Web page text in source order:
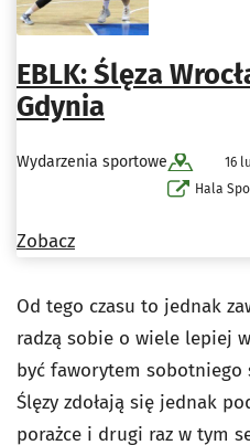
EBLK: Ślęza
Gdynia
Wydarzenia sportowe
16
Hala
Zobacz
Od tego czasu to jednak
radzą sobie o wiele lepiej
być faworytem sobotniego
Ślęzy zdołają się jednak
porażce i drugi raz w tym